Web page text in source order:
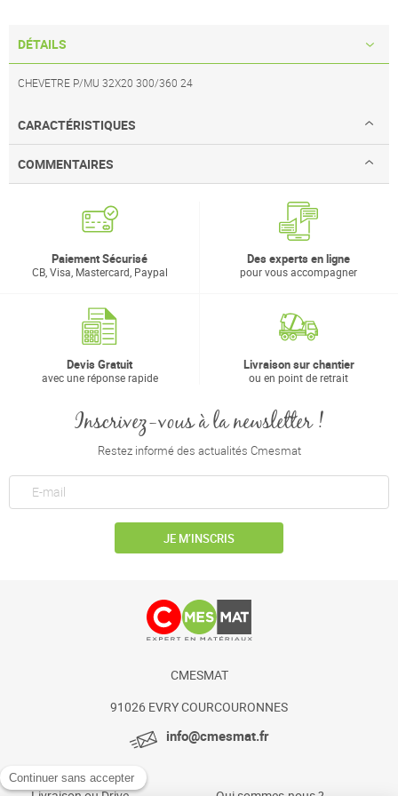
DÉTAILS
CHEVETRE P/MU 32X20 300/360 24
CARACTÉRISTIQUES
COMMENTAIRES
Paiement Sécurisé
CB, Visa, Mastercard, Paypal
Des experts en ligne
pour vous accompagner
Devis Gratuit
avec une réponse rapide
Livraison sur chantier
ou en point de retrait
Inscrivez-vous à la newsletter !
Restez informé des actualités Cmesmat
JE M’INSCRIS
CMESMAT
91026 EVRY COURCOURONNES
info@cmesmat.fr